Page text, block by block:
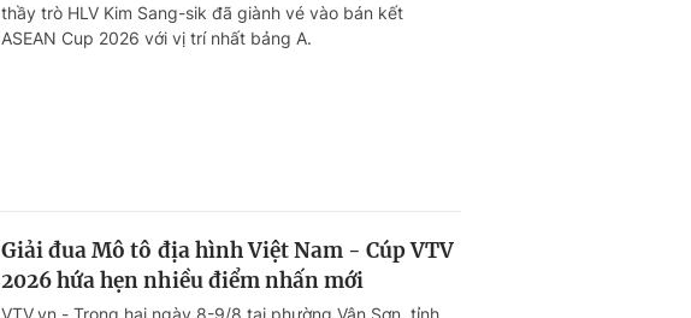
thầy trò HLV Kim Sang-sik đã giành vé vào bán kết
ASEAN Cup 2026 với vị trí nhất bảng A.
Giải đua Mô tô địa hình Việt Nam - Cúp VTV
2026 hứa hẹn nhiều điểm nhấn mới